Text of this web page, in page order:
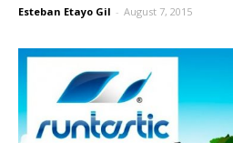
Esteban Etayo Gil - August 7, 2015